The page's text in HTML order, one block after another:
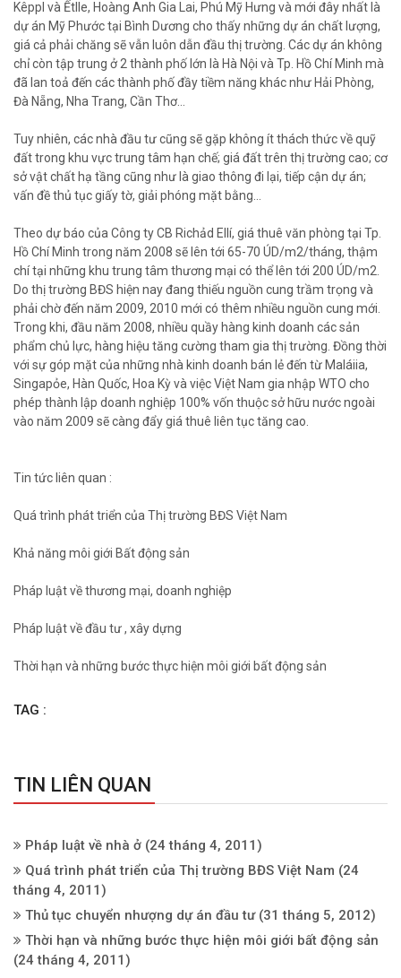
Kêppl và Ếtlle, Hoàng Anh Gia Lai, Phú Mỹ Hưng và mới đây nhất là
dự án Mỹ Phước tại Bình Dương cho thấy những dự án chất lượng,
giá cả phải chăng sẽ vẫn luôn dẫn đầu thị trường. Các dự án không
chỉ còn tập trung ở 2 thành phố lớn là Hà Nội và Tp. Hồ Chí Minh mà
đã lan toả đến các thành phố đầy tiềm năng khác như Hải Phòng,
Đà Nẵng, Nha Trang, Cần Thơ…
Tuy nhiên, các nhà đầu tư cũng sẽ gặp không ít thách thức về quỹ
đất trong khu vực trung tâm hạn chế; giá đất trên thị trường cao; cơ
sở vật chất hạ tầng cũng như là giao thông đi lại, tiếp cận dự án;
vấn đề thủ tục giấy tờ, giải phóng mặt bằng…
Theo dự báo của Công ty CB Richảd Ellí, giá thuê văn phòng tại Tp.
Hồ Chí Minh trong năm 2008 sẽ lên tới 65-70 ÚD/m2/tháng, thậm
chí tại những khu trung tâm thương mại có thể lên tới 200 ÚD/m2.
Do thị trường BĐS hiện nay đang thiếu nguồn cung trầm trọng và
phải chờ đến năm 2009, 2010 mới có thêm nhiều nguồn cung mới.
Trong khi, đầu năm 2008, nhiều quầy hàng kinh doanh các sản
phẩm chủ lực, hàng hiệu tăng cường tham gia thị trường. Đồng thời
với sự góp mặt của những nhà kinh doanh bán lẻ đến từ Maláiia,
Singapỏe, Hàn Quốc, Hoa Kỳ và việc Việt Nam gia nhập WTO cho
phép thành lập doanh nghiệp 100% vốn thuộc sở hữu nước ngoài
vào năm 2009 sẽ càng đẩy giá thuê liên tục tăng cao.
Tin tức liên quan :
Quá trình phát triển của Thị trường BĐS Việt Nam
Khả năng môi giới Bất động sản
Pháp luật về thương mại, doanh nghiệp
Pháp luật về đầu tư , xây dựng
Thời hạn và những bước thực hiện môi giới bất động sản
TAG :
TIN LIÊN QUAN
Pháp luật về nhà ở (24 tháng 4, 2011)
Quá trình phát triển của Thị trường BĐS Việt Nam (24
tháng 4, 2011)
Thủ tục chuyển nhượng dự án đầu tư(31 tháng 5, 2012)
Thời hạn và những bước thực hiện môi giới bất động sản
(24 tháng 4, 2011)